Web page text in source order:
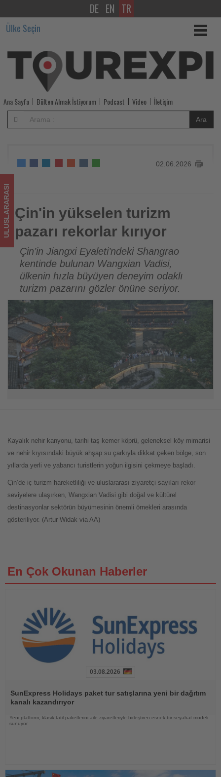
Çin'in
yükselen
turizm
pazarı
rekorlar
kırıyor
Tourexpi,
sizler
için
turizmde
olup
bitenleri
takip
ediyor!
DE EN TR
Ülke Seçin
Ana Sayfa Bülten Almak İstiyorum Podcast Video İletişim
Ara
02.06.2026
Çin'in yükselen turizm pazarı rekorlar kırıyor
ULUSLARARASI Çin'in yükselen turizm
pazarı rekorlar kırıyor
Çin’in Jiangxi Eyaleti’ndeki Shangrao
kentinde bulunan Wangxian Vadisi,
ülkenin hızla büyüyen deneyim odaklı
turizm pazarını gözler önüne seriyor.
Kayalık nehir kanyonu, tarihi taş kemer köprü, geleneksel köy mimarisi
ve nehir kıyısındaki büyük ahşap su çarkıyla dikkat çeken bölge, son
yıllarda yerli ve yabancı turistlerin yoğun ilgisini çekmeye başladı.
Çin’de iç turizm hareketliliği ve uluslararası ziyaretçi sayıları rekor
seviyelere ulaşırken, Wangxian Vadisi gibi doğal ve kültürel
destinasyonlar sektörün büyümesinin önemli örnekleri arasında
gösteriliyor. (Artur Widak via AA)
En Çok Okunan Haberler
Oku
03.08.2026
SunExpress Holidays paket tur satışlarına yeni bir dağıtım
kanalı kazandırıyor
Yeni platform, klasik tatil paketlerini aile ziyaretleriyle birleştiren esnek bir seyahat modeli
sunuyor